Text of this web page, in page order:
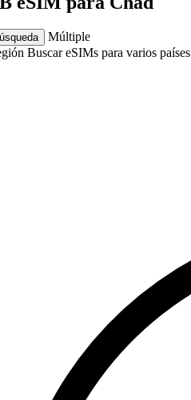
Múltiple
Buscar eSIMs para varios países